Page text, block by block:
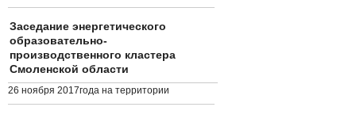
Заседание энергетического
образовательно-
производственного кластера
Смоленской области
26 ноября 2017года на территории